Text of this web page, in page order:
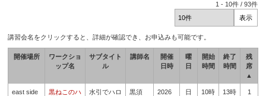
1 - 10件 /93件
講習会名をクリックすると、詳細が確認でき、お申込みも可能です。
開催場所
ワークショ
ップ名
サブタイト
ル
講師名
開催
日時
曜
日
開始
時間
終了
時間
残
席
▲
east side
黒ねこのハ
水引でハロ
黒須
2026
日
10時
13時
1